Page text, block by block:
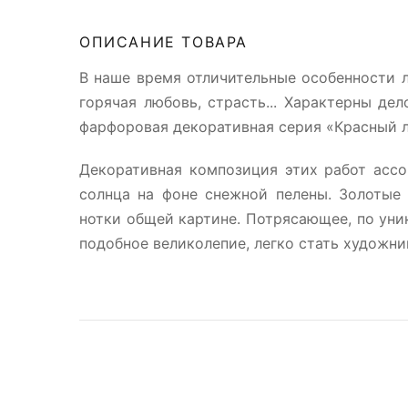
ОПИСАНИЕ ТОВАРА
В наше время отличительные особенности
горячая любовь, страсть... Характерны
фарфоровая декоративная серия
Декоративная композиция этих работ
солнца на фоне снежной пелены.
нотки общей картине. Потрясающее, по
подобное великолепие, легко стать